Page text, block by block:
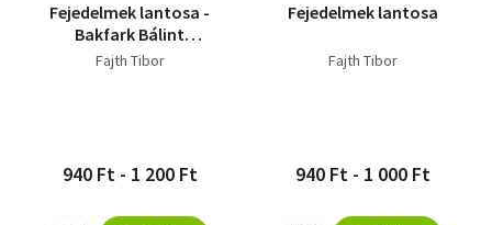
Fejedelmek lantosa -
Bakfark Bálint
életének regénye
Fajth Tibor
940 Ft - 1 200 Ft
Fejedelmek lantosa
Fajth Tibor
940 Ft - 1 000 Ft